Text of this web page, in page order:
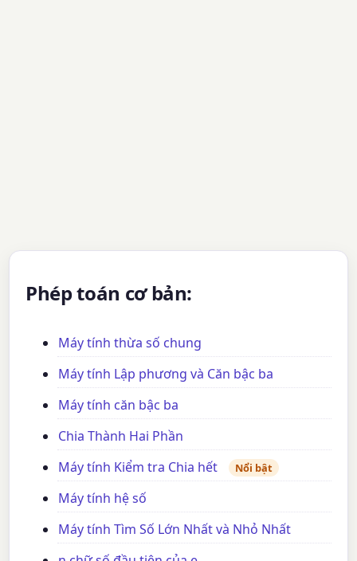
Phép toán cơ bản:
Máy tính thừa số chung
Máy tính Lập phương và Căn bậc ba
Máy tính căn bậc ba
Chia Thành Hai Phần
Máy tính Kiểm tra Chia hết
Nổi bật
Máy tính hệ số
Máy tính Tìm Số Lớn Nhất và Nhỏ Nhất